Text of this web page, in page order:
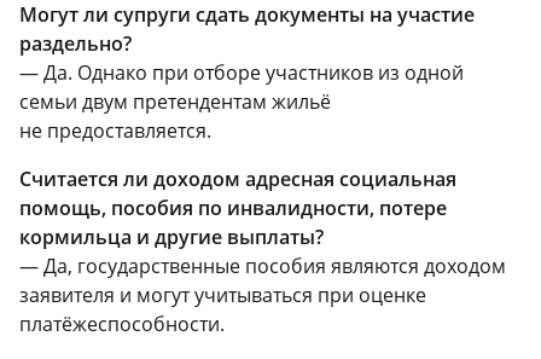
Могут ли супруги сдать документы на участие
раздельно?
— Да. Однако при отборе участников из одной
семьи двум претендентам жильё
не предоставляется.
Считается ли доходом адресная социальная
помощь, пособия по инвалидности, потере
кормильца и другие выплаты?
— Да, государственные пособия являются доходом
заявителя и могут учитываться при оценке
платёжеспособности.